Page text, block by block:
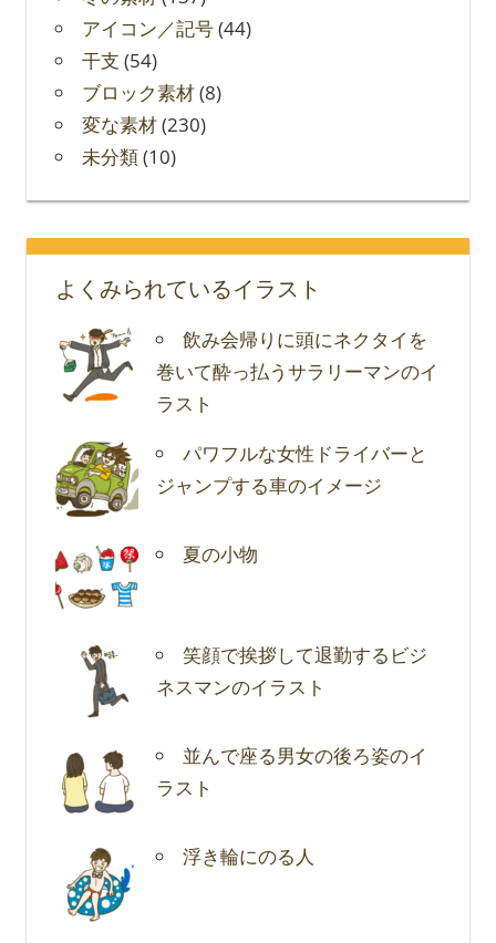
アイコン／記号(44)
干支 (54)
ブロック素材(8)
変な素材(230)
未分類(10)
よくみられているイラスト
飲み会帰りに頭にネクタイを
巻いて酔っ払うサラリーマンのイ
ラスト
パワフルな女性ドライバーと
ジャンプする車のイメージ
夏の小物
笑顔で挨拶して退勤するビジ
ネスマンのイラスト
並んで座る男女の後ろ姿のイ
ラスト
浮き輪にのる人